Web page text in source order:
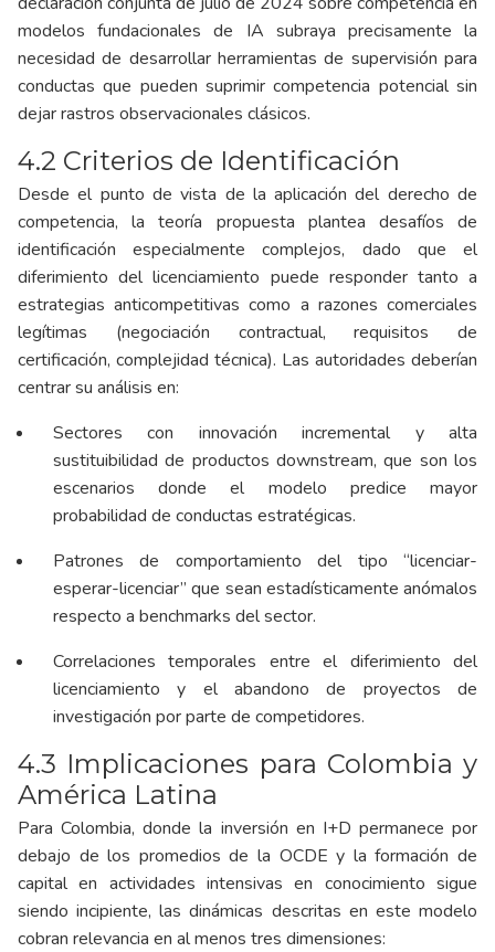
modelos fundacionales de IA subraya precisamente la
necesidad de desarrollar herramientas de supervisión para
conductas que pueden suprimir competencia potencial sin
dejar rastros observacionales clásicos.
4.2 Criterios de Identificación
Desde el punto de vista de la aplicación del derecho de
competencia, la teoría propuesta plantea desafíos de
identificación especialmente complejos, dado que el
diferimiento del licenciamiento puede responder tanto a
estrategias anticompetitivas como a razones comerciales
legítimas (negociación contractual, requisitos de
certificación, complejidad técnica). Las autoridades deberían
centrar su análisis en:
Sectores con innovación incremental y alta
sustituibilidad de productos downstream, que son los
escenarios donde el modelo predice mayor
probabilidad de conductas estratégicas.
Patrones de comportamiento del tipo “licenciar-
esperar-licenciar” que sean estadísticamente anómalos
respecto a benchmarks del sector.
Correlaciones temporales entre el diferimiento del
licenciamiento y el abandono de proyectos de
investigación por parte de competidores.
4.3 Implicaciones para Colombia y
América Latina
Para Colombia, donde la inversión en I+D permanece por
debajo de los promedios de la OCDE y la formación de
capital en actividades intensivas en conocimiento sigue
siendo incipiente, las dinámicas descritas en este modelo
cobran relevancia en al menos tres dimensiones: